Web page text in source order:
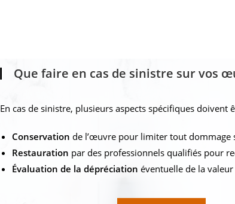
Que faire en cas de sinistre sur vos
En cas de sinistre, plusieurs aspects spécifiques doivent
Conservation de l’œuvre pour limiter tout dommage
Restauration par des professionnels qualifiés pour
Évaluation de la dépréciation éventuelle de la